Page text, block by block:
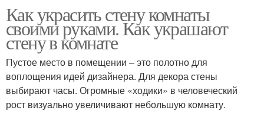
Как украсить стену комнаты
своими руками. Как украшают
стену в комнате
Пустое место в помещении – это полотно для
воплощения идей дизайнера. Для декора стены
выбирают часы. Огромные «ходики» в человеческий
рост визуально увеличивают небольшую комнату.